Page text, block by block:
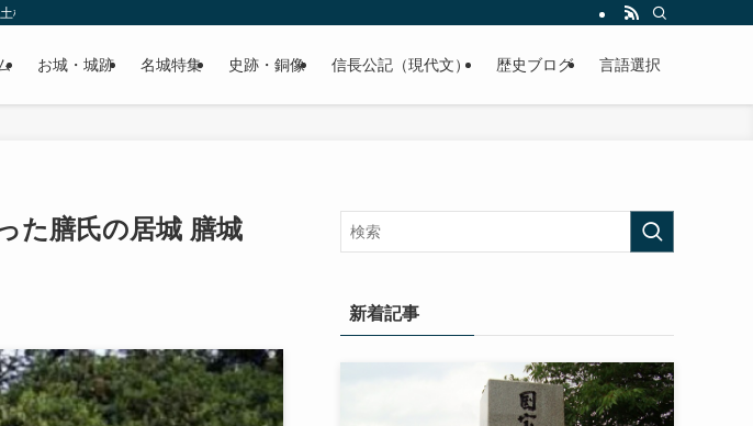
山時代（戦国時代）、江戸時代と幅広くご紹介致します。
お城・城跡 名城特集 史跡・銅像 信長公記（現代文） 歴史ブログ 言語選択
た膳氏の居城 膳城
新着記事